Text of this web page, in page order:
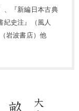
、『新編日本古典
史注』（風人
岩波書店）他